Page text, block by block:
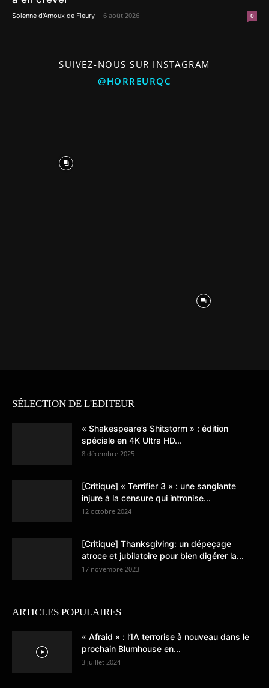
Solenne d'Arnoux de Fleury - 6 août 2026 0
SUIVEZ-NOUS SUR INSTAGRAM
@HORREURQC
SÉLECTION DE L'EDITEUR
« Shakespeare’s Shitstorm » : édition
spéciale en 4K Ultra HD...
8 décembre 2025
[Critique] « Terrifier 3 » : une sanglante
injure à la censure qui intronise...
12 octobre 2024
[Critique] Thanksgiving: un dépeçage
atroce et jubilatoire pour bien digérer la...
17 novembre 2023
ARTICLES POPULAIRES
« Afraid » : l’IA terrorise à nouveau dans le
prochain Blumhouse en...
3 juillet 2024